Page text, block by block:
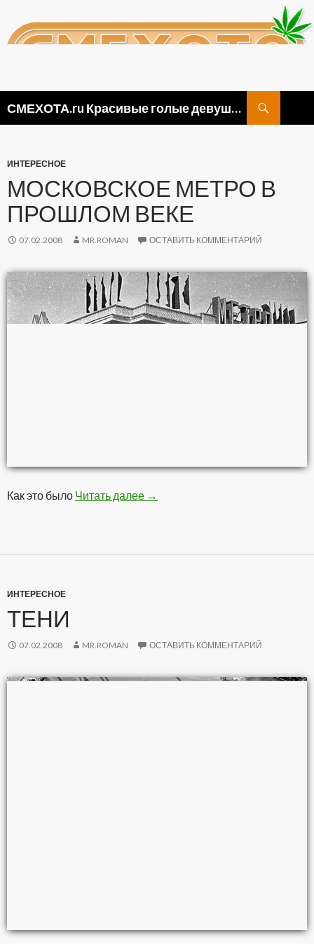
СМЕХОТА.ru Красивые голые девушки, прикольные картинки ню и видео приколы
ИНТЕРЕСНОЕ
МОСКОВСКОЕ МЕТРО В
ПРОШЛОМ ВЕКЕ
07.02.2008 MR.ROMAN ОСТАВИТЬ КОММЕНТАРИЙ
Как это было Читать далее Московское Метро в прошлом
→
ИНТЕРЕСНОЕ
ТЕНИ
07.02.2008 MR.ROMAN ОСТАВИТЬ КОММЕНТАРИЙ